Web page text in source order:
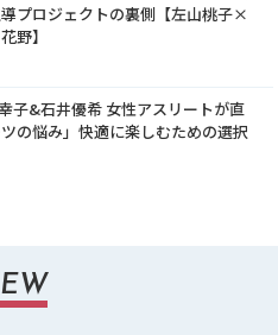
プロジェクトの裏側【左山桃子×
野】
子&石井優希 女性アスリートが直
の悩み」快適に楽しむための選択